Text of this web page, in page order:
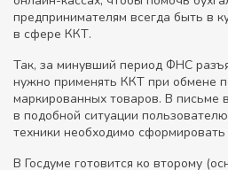
предпринимателям всегда быть в
в сфере ККТ.
Так, за минувший период ФНС
нужно применять ККТ при обмене
маркированных товаров. В письме
в подобной ситуации
техники необходимо
В Госдуме готовится ко второму